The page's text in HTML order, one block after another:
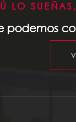
LO
podemos